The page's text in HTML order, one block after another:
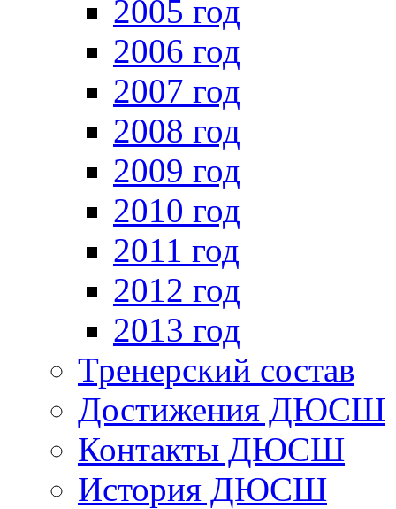
2005 год
2006 год
2007 год
2008 год
2009 год
2010 год
2011 год
2012 год
2013 год
Тренерский состав
Достижения ДЮСШ
Контакты ДЮСШ
История ДЮСШ